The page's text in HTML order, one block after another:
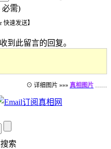
必需)
快速发送】
到此留言的回复。
⊙ 详细图片 »»» 真相图片 ……
索